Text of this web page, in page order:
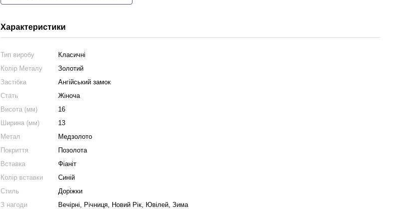
Характеристики
Тип виробу
Класичні
Колір Металу
Золотий
Застібка
Ангійський замок
Стать
Жіноча
Висота (мм)
16
Ширина (мм)
13
Метал
Медзолото
Покриття
Позолота
Вставка
Фіаніт
Колір вставки
Синій
Стиль
Доріжки
З нагоди
Вечірні, Річниця, Новий Рік, Ювілей, Зима